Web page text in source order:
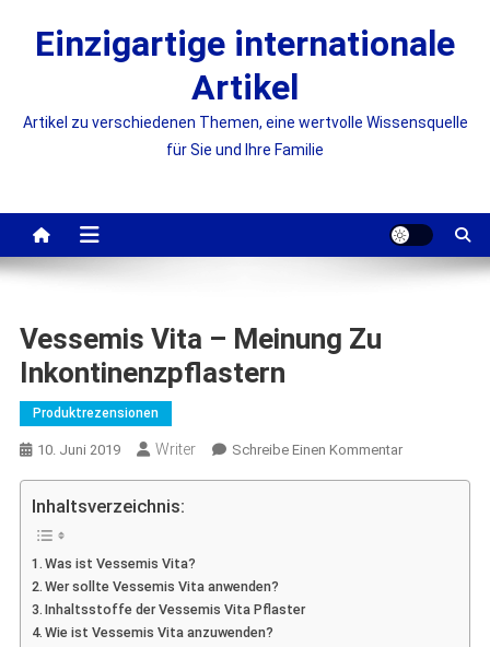
Einzigartige internationale
Artikel
Artikel zu verschiedenen Themen, eine wertvolle Wissensquelle
für Sie und Ihre Familie
Vessemis Vita – Meinung Zu
Inkontinenzpflastern
Produktrezensionen
10. Juni 2019 Writer Schreibe Einen KommentarOn
Inhaltsverzeichnis:
Was ist Vessemis Vita?
Wer sollte Vessemis Vita anwenden?
Inhaltsstoffe der Vessemis Vita Pflaster
Wie ist Vessemis Vita anzuwenden?